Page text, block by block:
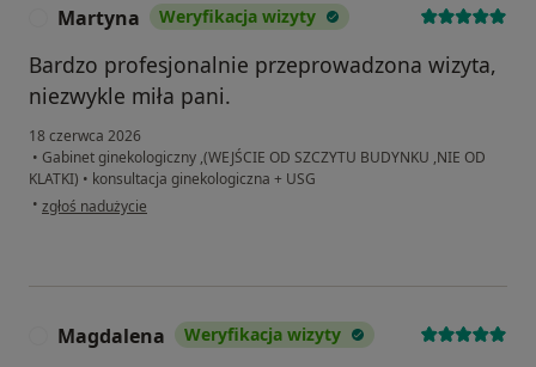
Martyna Weryfikacja wizyty
Bardzo profesjonalnie przeprowadzona wizyta,
niezwykle miła pani.
18 czerwca 2026
• Gabinet ginekologiczny ,(WEJŚCIE OD SZCZYTU BUDYNKU ,NIE OD
KLATKI) • konsultacja ginekologiczna + USG
• w opinii użytkownika Martyna
zgłoś nadużycie
Magdalena Weryfikacja wizyty